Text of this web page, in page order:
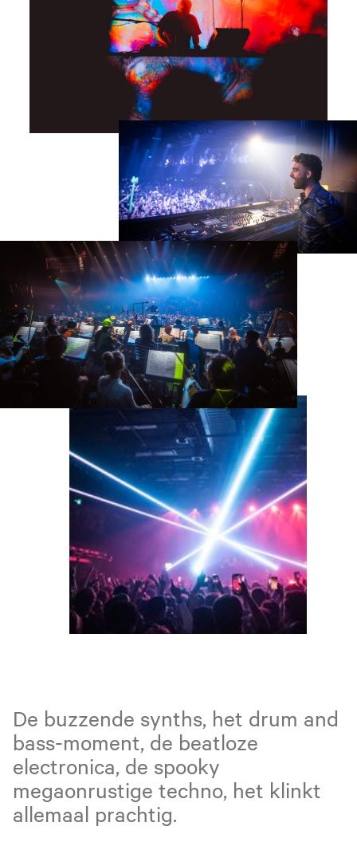
De buzzende synths, het drum and
bass-moment, de beatloze
electronica, de spooky
megaonrustige techno, het klinkt
allemaal prachtig.